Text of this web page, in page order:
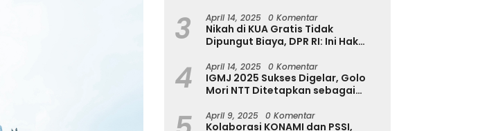
Tinjau Destinasi Wisata
3 April 14, 2025 0 Komentar
Nikah di KUA Gratis Tidak
Dipungut Biaya, DPR RI: Ini Hak
4 April 14, 2025 0 Komentar
IGMJ 2025 Sukses Digelar, Golo
Mori NTT Ditetapkan sebagai
April 9, 2025 0 Komentar
Kolaborasi KONAMI dan PSSI,